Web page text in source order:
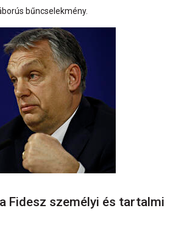
bűncselekmény.
Fidesz személyi és tartalmi